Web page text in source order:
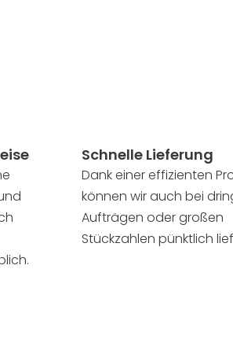
Schnelle Lieferung
Dank einer effizienten
können wir auch bei
Aufträgen oder großen
Stückzahlen pünktlich